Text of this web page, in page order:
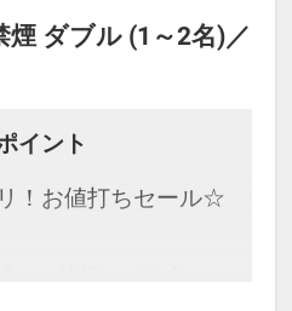
煙 ダブル (1～2名)／
イント
！お値打ちセール☆